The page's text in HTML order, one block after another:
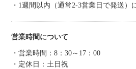
・1週間以内（通常2-3営業日で発送）
営業時間について
・営業時間：8：30～17：00
・定休日：土日祝